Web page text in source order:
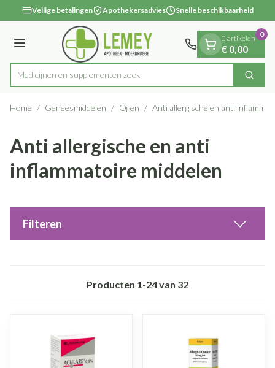
Ga naar de inhoud
1 van 1Veilige betalingen Apothekersadvies Snelle beschikbaarheid
Menu
Product, merk, categorie...
Medicijnen en Zoek
0 artikelen
€ 0,00
0
Home / Geneesmiddelen / Ogen / Anti allergische en anti
Anti allergische en anti
inflammatoire middelen
Filteren
Producten 1-24van 32